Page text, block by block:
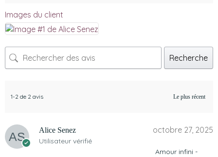
Images du client
Recherche
1-2 de 2 avis
Alice Senez
Utilisateur vérifié
octobre 27, 2025
Amour infini -